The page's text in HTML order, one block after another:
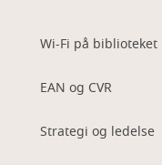
Wi-Fi på biblioteket
EAN og CVR
Strategi og ledelse